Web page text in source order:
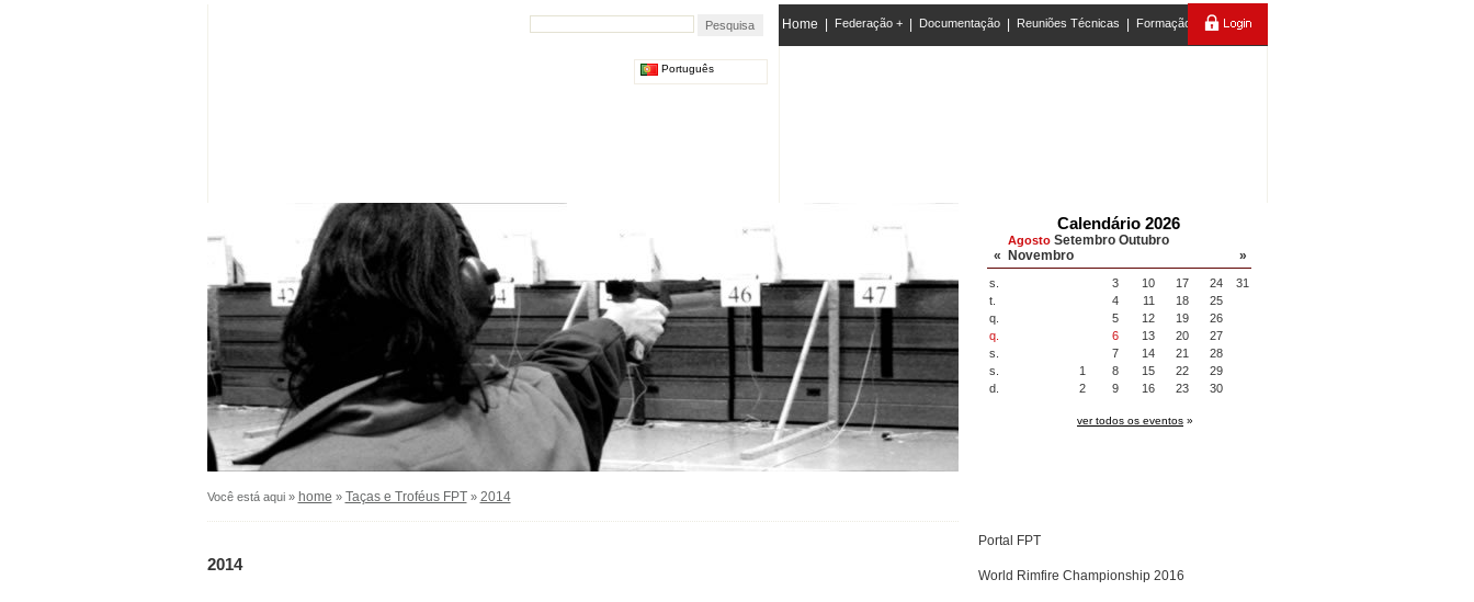
Home Federação + Documentação Reuniões Técnicas Formação
Português
Calendário 2026
«
Agosto Setembro Outubro
Novembro
»
s.
t.
q.
q.
s.
s.
d.
3 10 17 24
31
4
11 18
25
5
12 19
26
6
13 20
27
7
14 21
28
1
8 15 22
29
2
9 16 23 30
ver todos os eventos »
Você está aqui » home » Taças e Troféus FPT» 2014
2014
Portal FPT
World Rimfire Championship 2016